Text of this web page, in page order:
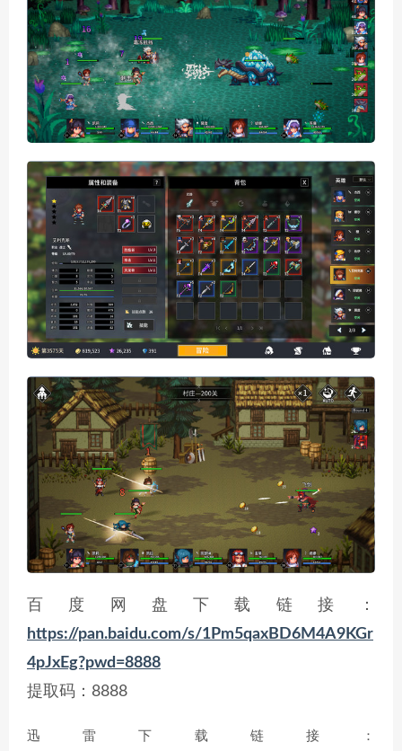
百度网盘下载链接：
https://pan.baidu.com/s/1Pm5qaxBD6M4A9KGr
4pJxEg?pwd=8888
提取码：8888
迅雷下载链接：